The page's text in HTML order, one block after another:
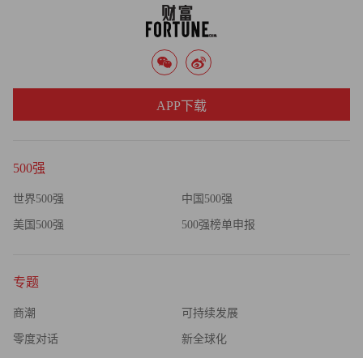
500强
世界500强 中国500强
美国500强 500强榜单申报
专题
商潮 可持续发展
零度对话 新全球化
APP下载